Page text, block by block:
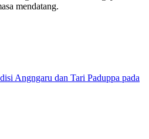
mendatang.
Angngaru dan Tari Paduppa pada